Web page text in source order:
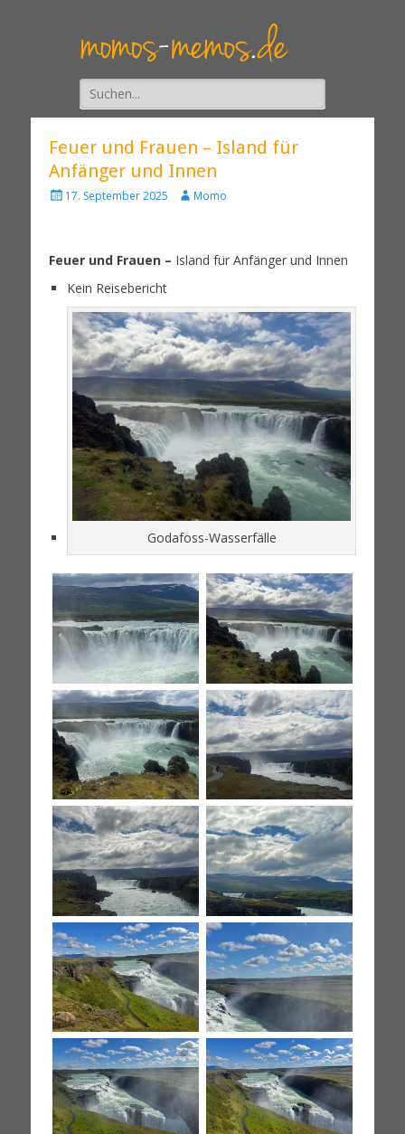
Suche
nach:
Feuer und Frauen – Island für
Anfänger und Innen
17. September 2025
A
r
Momo
Feuer und Frauen – Island für Anfänger und Innen
Kein Reisebericht
Godafoss-Wasserfälle